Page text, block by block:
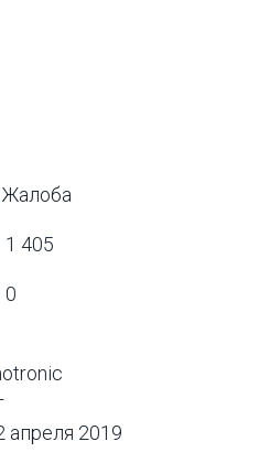
Жалоба
1 405
0
апреля 2019